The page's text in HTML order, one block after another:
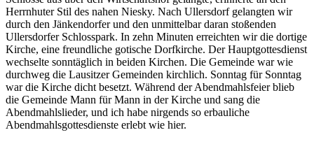
Herrnhuter Stil des nahen Niesky. Nach Ullersdorf gelangten wir
durch den Jänkendorfer und den unmittelbar daran stoßenden
Ullersdorfer Schlosspark. In zehn Minuten erreichten wir die dortige
Kirche, eine freundliche gotische Dorfkirche. Der Hauptgottesdienst
wechselte sonntäglich in beiden Kirchen. Die Gemeinde war wie
durchweg die Lausitzer Gemeinden kirchlich. Sonntag für Sonntag
war die Kirche dicht besetzt. Während der Abendmahlsfeier blieb
die Gemeinde Mann für Mann in der Kirche und sang die
Abendmahlslieder, und ich habe nirgends so erbauliche
Abendmahlsgottesdienste erlebt wie hier.